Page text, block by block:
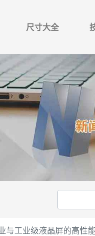
尺寸大全
与工业级液晶屏的高性